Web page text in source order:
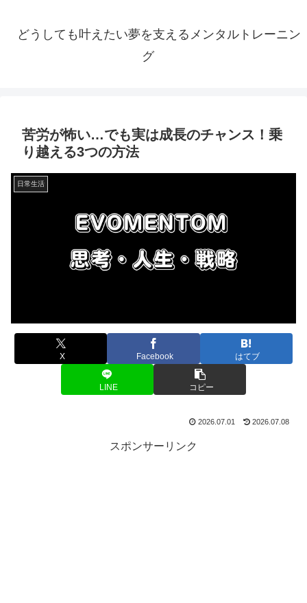
どうしても叶えたい夢を支えるメンタルトレーニン
グ
苦労が怖い…でも実は成長のチャンス！乗
り越える3つの方法
日常生活
X Facebook はてブ
LINE コピー
2026.07.01 2026.07.08
スポンサーリンク